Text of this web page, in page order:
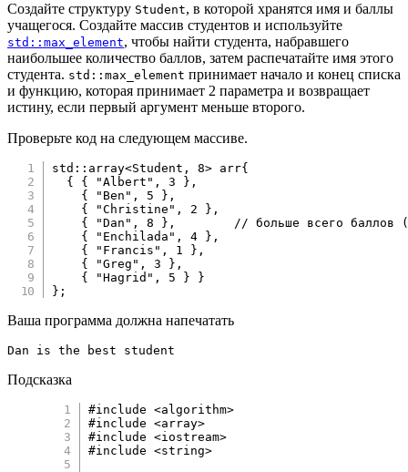
Создайте структуру Student, в которой хранятся имя и баллы
учащегося. Создайте массив студентов и используйте
std::max_element, чтобы найти студента, набравшего
наибольшее количество баллов, затем распечатайте имя этого
студента. std::max_element принимает начало и конец списка
и функцию, которая принимает 2 параметра и возвращает
истину, если первый аргумент меньше второго.
Проверьте код на следующем массиве.
std :: array<Student , 8> arr{
{
{ "Albert" , 3 } ,
{
"Ben" , 5 } ,
{
"Christine" , 2 } ,
{
"Dan" , 8 } ,
// больше всего баллов
{
"Enchilada" , 4 } ,
{
"Francis" , 1 } ,
{
"Greg" , 3 } ,
{
"Hagrid" , 5 }
}
} ;
Ваша программа должна напечатать
Dan is the best student
Подсказка
#include
<algorithm>
#include
<array>
#include
<iostream>
#include
<string>